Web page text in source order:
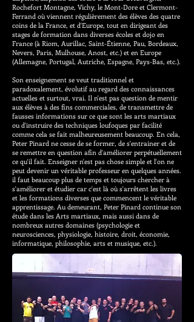
Rochefort Montagne, Vichy, le Mont-Dore et Clermont-
Ferrand où viennent régulièrement des élèves des quatre
coins de la France, et d'Europe, tout en dirigeant des
stages de formation dans diverses écoles et dojo en
France (à Riom, Aurillac, Saint-Étienne, Pau, Bordeaux,
Nevers, Paris, Mulhouse, Anost, etc.) et en Europe
(Allemagne, Portugal, Autriche, Espagne, Pays-Bas, etc.).
Son enseignement se veut traditionnel et
paradoxalement, évolutif au regard des connaissances
actuelles et surtout, vrai. Il n'est pas question de mentir
aux élèves à des fins commerciales, de transmettre de
fausses informations sur ce que sont les arts martiaux
ou d'instruire des techniques loufoques par facilité
comme cela se fait malheureusement beaucoup. En cela,
Peter Pinard ne cesse de se former, de s'entrainer et de
se remettre en question afin d'améliorer perpétuellement
ce qu'il fait. Enseigner n'est pas chose simple et l'on ne
peut devenir un véritable professeur en quelques années.
il faut beaucoup plus de temps et toujours chercher à
s'améliorer et étudier car c'est là où s'arrêtent les livres
et les formations diverses que commencent le véritable
apprentissage. Au demeurant, Peter Pinard continue son
étude dans les Arts martiaux, mais aussi dans de
nombreux autres domaines (psychologie et
neurosciences, physiologie, histoire, droit, économie,
informatique, philosophie, arts et musique, etc.).